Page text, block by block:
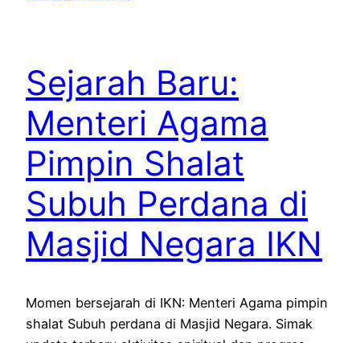
Sejarah Baru:
Menteri Agama
Pimpin Shalat
Subuh Perdana di
Masjid Negara IKN
Momen bersejarah di IKN: Menteri Agama pimpin
shalat Subuh perdana di Masjid Negara. Simak